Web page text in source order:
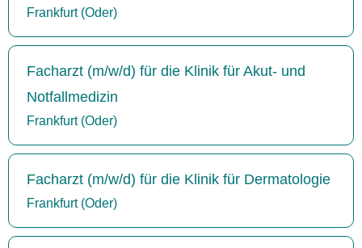
Frankfurt (Oder)
Facharzt (m/w/d) für die Klinik für Akut- und
Notfallmedizin
Frankfurt (Oder)
Facharzt (m/w/d) für die Klinik für Dermatologie
Frankfurt (Oder)